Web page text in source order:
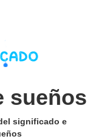
sueños
significado e